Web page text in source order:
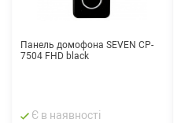
Панель домофона SEVEN CP-
7504 FHD black
Є в наявності